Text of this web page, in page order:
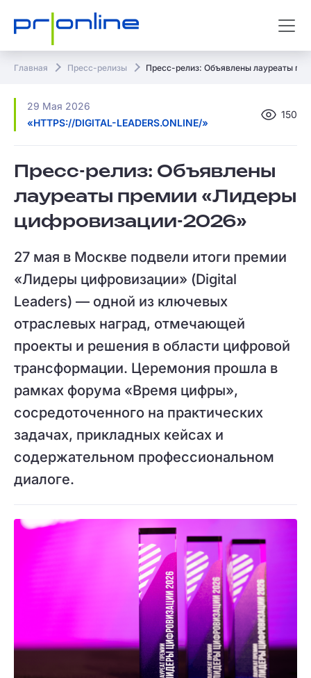
Главная Пресс-релизы Пресс-релиз: Объявлены лауреаты
29 Мая 2026
«HTTPS://DIGITAL-LEADERS.ONLINE/»
150
Пресс-релиз: Объявлены
лауреаты премии «Лидеры
цифровизации-2026»
27 мая в Москве подвели итоги премии
«Лидеры цифровизации» (Digital
Leaders) — одной из ключевых
отраслевых наград, отмечающей
проекты и решения в области цифровой
трансформации. Церемония прошла в
рамках форума «Время цифры»,
сосредоточенного на практических
задачах, прикладных кейсах и
содержательном профессиональном
диалоге.